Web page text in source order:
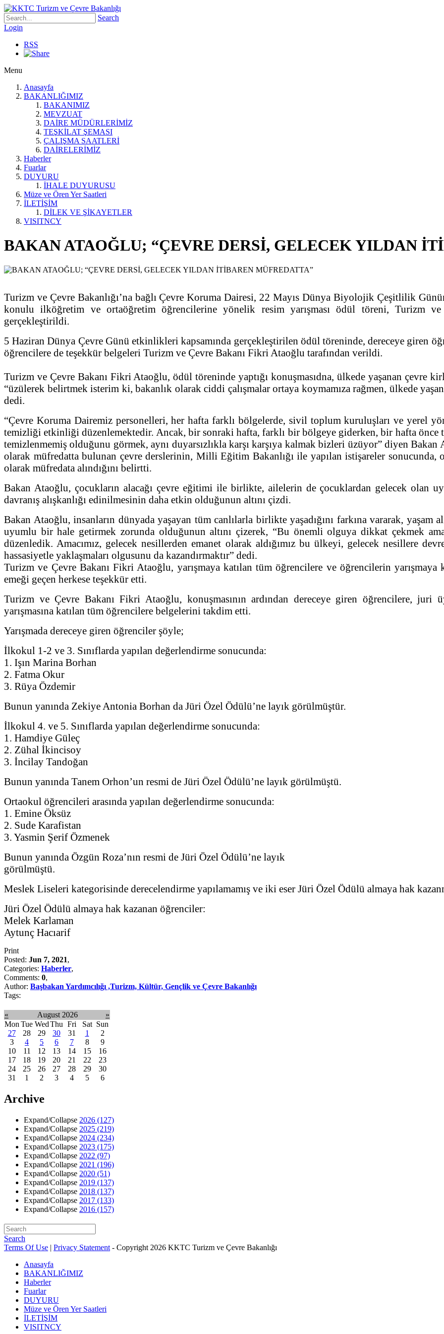
Search
Login
RSS
Menu
Anasayfa
BAKANLIĞIMIZ
BAKANIMIZ
MEVZUAT
DAİRE MÜDÜRLERİMİZ
TEŞKİLAT ŞEMASI
ÇALIŞMA SAATLERİ
DAİRELERİMİZ
Haberler
Fuarlar
DUYURU
İHALE DUYURUSU
Müze ve Ören Yer Saatleri
İLETİŞİM
DİLEK VE ŞİKAYETLER
VISITNCY
BAKAN ATAOĞLU; “ÇEVRE DERSİ, GELECEK YILDAN
Turizm ve Çevre Bakanlığı’na bağlı Çevre Koruma Dairesi, 22 Mayıs Dünya Biyolojik Çeşitlilik
konulu ilköğretim ve ortaöğretim öğrencilerine yönelik resim yarışması ödül töreni, Turizm ve
gerçekleştirildi.
5 Haziran Dünya Çevre Günü etkinlikleri kapsamında gerçekleştirilen ödül töreninde, dereceye giren
öğrencilere de teşekkür belgeleri Turizm ve Çevre Bakanı Fikri Ataoğlu tarafından verildi.
Turizm ve Çevre Bakanı Fikri Ataoğlu, ödül töreninde yaptığı konuşmasıdna, ülkede yaşanan
“üzülerek belirtmek isterim ki, bakanlık olarak ciddi çalışmalar ortaya koymamıza rağmen, ülkede
dedi.
“Çevre Koruma Dairemiz personelleri, her hafta farklı bölgelerde, sivil toplum kuruluşları ve yerel
temizliği etkinliği düzenlemektedir. Ancak, bir sonraki hafta, farklı bir bölgeye giderken, bir hafta
temizlenmemiş olduğunu görmek, aynı duyarsızlıkla karşı karşıya kalmak bizleri üzüyor” diyen Bakan
olarak müfredatta bulunan çevre derslerinin, Milli Eğitim Bakanlığı ile yapılan istişareler
olarak müfredata alındığını belirtti.
Bakan Ataoğlu, çocukların alacağı çevre eğitimi ile birlikte, ailelerin de çocuklardan gelecek olan
davranış alışkanlığı edinilmesinin daha etkin olduğunun altını çizdi.
Bakan Ataoğlu, insanların dünyada yaşayan tüm canlılarla birlikte yaşadığını farkına vararak, yaşam
uyumlu bir hale getirmek zorunda olduğunun altını çizerek, “Bu önemli olguya dikkat çekmek
düzenledik. Amacımız, gelecek nesillerden emanet olarak aldığımız bu ülkeyi, gelecek nesillere
hassasiyetle yaklaşmaları olgusunu da kazandırmaktır” dedi.
Turizm ve Çevre Bakanı Fikri Ataoğlu, yarışmaya katılan tüm öğrencilere ve öğrencilerin yarışmaya
emeği geçen herkese teşekkür etti.
Turizm ve Çevre Bakanı Fikri Ataoğlu, konuşmasının ardından dereceye giren öğrencilere, juri
yarışmasına katılan tüm öğrencilere belgelerini takdim etti.
Yarışmada dereceye giren öğrenciler şöyle;
İlkokul 1-2 ve 3. Sınıflarda yapılan değerlendirme sonucunda:
1. Işın Marina Borhan
2. Fatma Okur
3. Rüya Özdemir
Bunun yanında Zekiye Antonia Borhan da Jüri Özel Ödülü’ne layık görülmüştür.
İlkokul 4. ve 5. Sınıflarda yapılan değerlendirme sonucunda:
1. Hamdiye Güleç
2. Zühal İkincisoy
3. İncilay Tandoğan
Bunun yanında Tanem Orhon’un resmi de Jüri Özel Ödülü’ne layık görülmüştü.
Ortaokul öğrencileri arasında yapılan değerlendirme sonucunda:
1. Emine Öksüz
2. Sude Karafistan
3. Yasmin Şerif Özmenek
Bunun yanında Özgün Roza’nın resmi de Jüri Özel Ödülü’ne layık
görülmüştü.
Meslek Liseleri kategorisinde derecelendirme yapılamamış ve iki eser Jüri Özel Ödülü almaya hak
Jüri Özel Ödülü almaya hak kazanan öğrenciler:
Melek Karlaman
Aytunç Hacıarif
Print
Posted: Jun 7, 2021,
Categories: Haberler,
Comments: 0,
Author: Başbakan Yardımcılığı ,Turizm, Kültür, Gençlik ve Çevre Bakanlığı
Tags:
« August 2026
»
Mon Tue WedThu Fri Sat Sun
27
28 29 30 31 1
2
3
4 5 6 7 8
9
10
11 12 13 14 15
16
17
18 19 20 21 22
23
24
25 26 27 28 29
30
31
1 2 3 4 5 6
Archive
Expand/Collapse 2026 (127)
Expand/Collapse 2025 (219)
Expand/Collapse 2024 (234)
Expand/Collapse 2023 (175)
Expand/Collapse 2022 (97)
Expand/Collapse 2021 (196)
Expand/Collapse 2020 (51)
Expand/Collapse 2019 (137)
Expand/Collapse 2018 (137)
Expand/Collapse 2017 (133)
Expand/Collapse 2016 (157)
Search
Terms Of Use | Privacy Statement - Copyright 2026 KKTC Turizm ve Çevre Bakanlığı
Anasayfa
BAKANLIĞIMIZ
Haberler
Fuarlar
DUYURU
Müze ve Ören Yer Saatleri
İLETİŞİM
VISITNCY